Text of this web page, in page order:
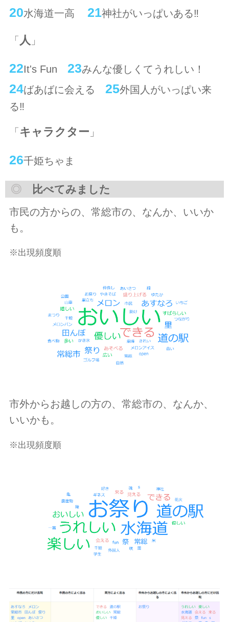
20水海道一高 21神社がいっぱいある‼
「 人 」
22It's Fun 23みんな優しくてうれしい！
24ばあばに会える 25外国人がいっぱい来
る‼
「 キャラクター 」
26千姫ちゃま
◎比べてみました
市民の方からの、常総市の、なんか、いいか
も。
※出現頻度順
市外からお越しの方の、常総市の、なんか、
いいかも。
※出現頻度順